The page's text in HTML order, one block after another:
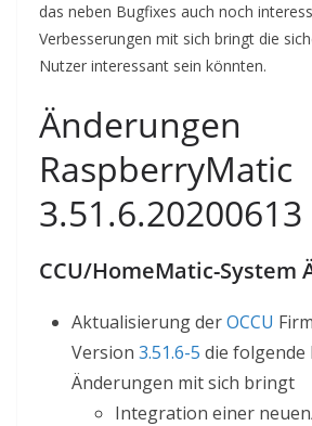
das neben Bugfixes auch noch
Verbesserungen mit sich bringt die
Nutzer interessant sein könnten.
Änderungen
RaspberryMatic
3.51.6.20200613
CCU/HomeMatic-System
Aktualisierung derOCCU
Version 3.51.6-5 die folgende
Änderungen mit sich bringt
Integration einer